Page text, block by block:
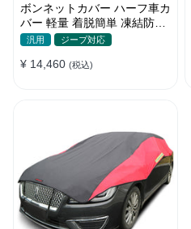
ボンネットカバー ハーフ車カ
バー 軽量 着脱簡単 凍結防止
裏起毛 防水防塵 四季
汎用 ジープ対応
¥ 14,460 (税込)